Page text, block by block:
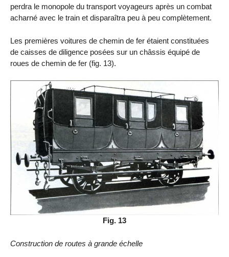
perdra le monopole du transport voyageurs après un combat
acharné avec le train et disparaîtra peu à peu complètement.
Les premières voitures de chemin de fer étaient constituées
de caisses de diligence posées sur un châssis équipé de
roues de chemin de fer (fig. 13).
Fig. 13
Construction de routes à grande échelle